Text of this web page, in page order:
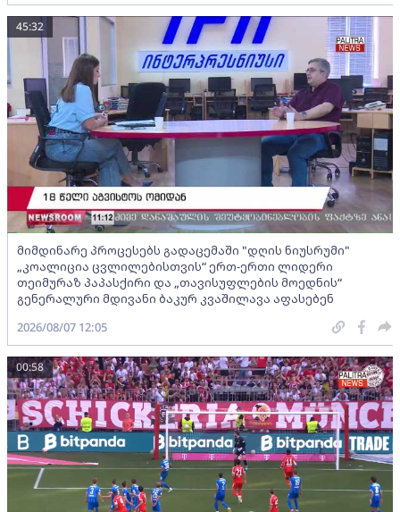
მიმდინარე პროცესებს გადაცემაში "დღის ნიუსრუმი"
„კოალიცია ცვლილებისთვის“ ერთ-ერთი ლიდერი
თეიმურაზ პაპასქირი და „თავისუფლების მოედნის“
გენერალური მდივანი ბაკურ კვაშილავა აფასებენ
45:32
2026/08/07 12:05
00:58